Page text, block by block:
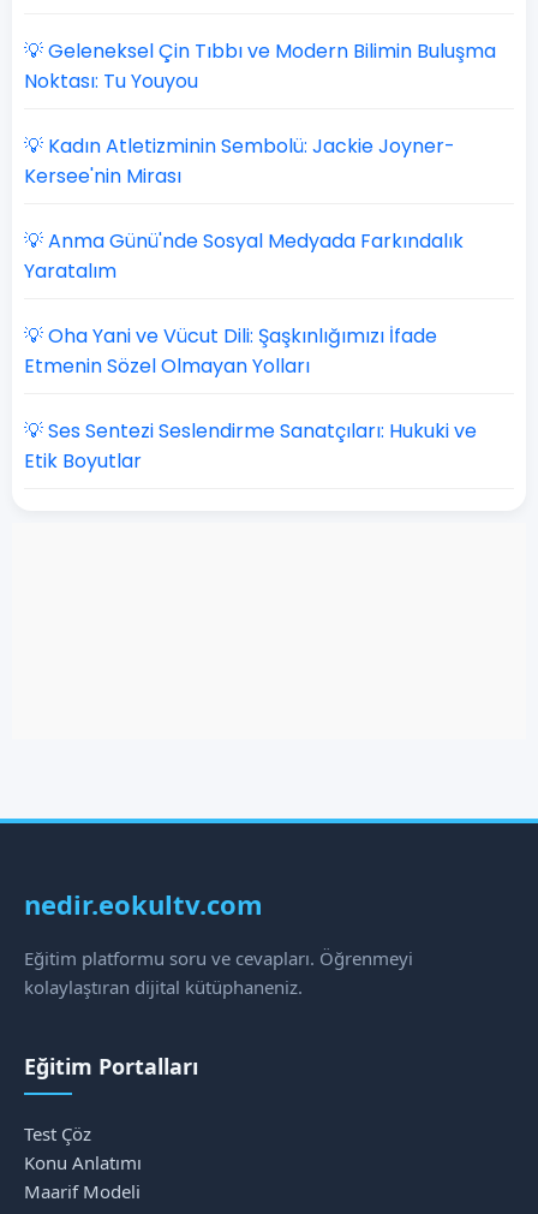
💡 Geleneksel Çin Tıbbı ve Modern Bilimin Buluşma
Noktası: Tu Youyou
💡 Kadın Atletizminin Sembolü: Jackie Joyner-
Kersee'nin Mirası
💡 Anma Günü'nde Sosyal Medyada Farkındalık
Yaratalım
💡 Oha Yani ve Vücut Dili: Şaşkınlığımızı İfade
Etmenin Sözel Olmayan Yolları
💡 Ses Sentezi Seslendirme Sanatçıları: Hukuki ve
Etik Boyutlar
nedir.eokultv.com
Eğitim platformu soru ve cevapları. Öğrenmeyi
kolaylaştıran dijital kütüphaneniz.
Eğitim Portalları
Test Çöz
Konu Anlatımı
Maarif Modeli